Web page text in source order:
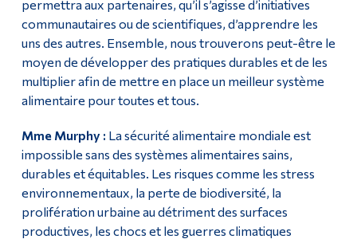
permettra aux partenaires, qu’il s’agisse d’initiatives
communautaires ou de scientifiques, d’apprendre les
uns des autres. Ensemble, nous trouverons peut-être le
moyen de développer des pratiques durables et de les
multiplier afin de mettre en place un meilleur système
alimentaire pour toutes et tous.
Mme Murphy : La sécurité alimentaire mondiale est
impossible sans des systèmes alimentaires sains,
durables et équitables. Les risques comme les stress
environnementaux, la perte de biodiversité, la
prolifération urbaine au détriment des surfaces
productives, les chocs et les guerres climatiques